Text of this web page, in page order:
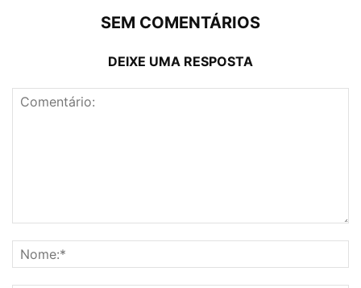
SEM COMENTÁRIOS
DEIXE UMA RESPOSTA